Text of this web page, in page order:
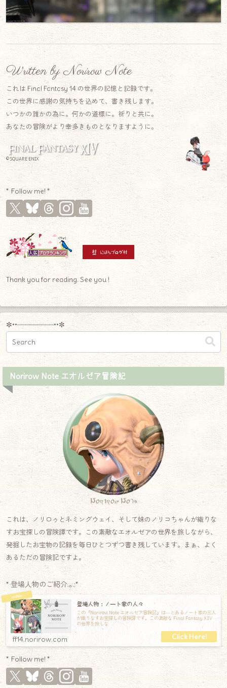
Written by Norirow Note
これは Final Fantasy 14 の世界の記憶と記録です。
この世界に感謝の気持ちを込めて、書き残します。
いつかの誰かの為に。何かの道標に。祈りと共に。
あなたの冒険がより幸多きものとなりますように。
© SQUARE ENIX
* Follow me! *
Thank you for reading. See you !
✼••┈┈┈┈┈┈┈┈┈••✼
Norirow Note エオルゼア冒険記
Norirow Note
これは、ノリロゥとネミングウェイ、そして妹のノリコちゃんが織りな
すお宝探しの冒険譚です。この素敵なエオルゼアの世界を旅しながら、
発掘したお宝物の記録を毎日ひとつずつ書き残しています。まぁ、よく
あるただの冒険記ですよ。
* 登場人物のご紹介.｡.:*
登場人物：ノート家の人々
この『Norirow Note エオルゼア冒険記』は―とあるノート家の三人
が織りなすお宝探しの冒険譚です。この素敵な Final Fantasy XIV
の世界を旅しな
ff14.norirow.com
* Follow me! *